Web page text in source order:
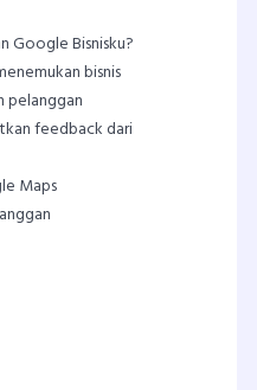
Google Bisnisku?
bisnis
pelanggan
feedback dari
Maps